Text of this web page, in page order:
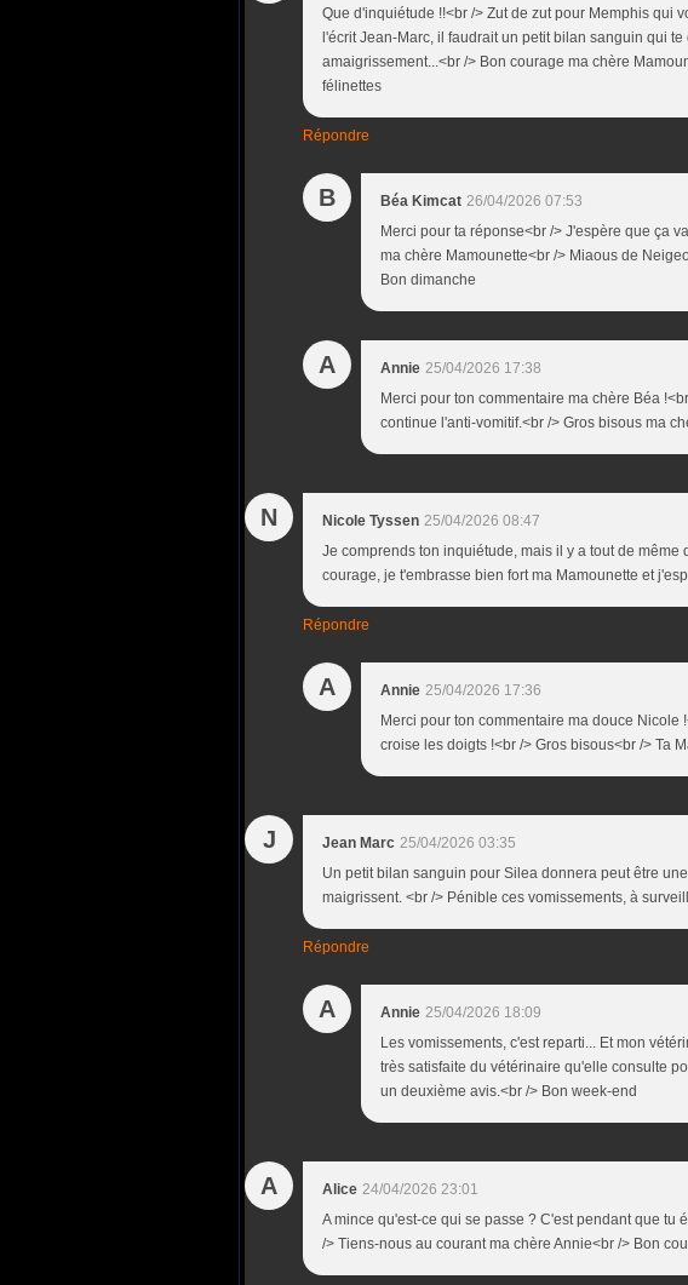
Que d'inquiétude !!<br /> Zut de zut pour Memphis qui
l'écrit Jean-Marc, il faudrait un petit bilan sanguin qui
amaigrissement...<br /> Bon courage ma chère
félinettes
Répondre
B Béa Kimcat 26/04/2026 07:53
Merci pour ta réponse<br /> J'espère que ça
ma chère Mamounette<br /> Miaous de
Bon dimanche
A Annie 25/04/2026 17:38
Merci pour ton commentaire ma chère Béa
continue l'anti-vomitif.<br /> Gros bisous ma
N Nicole Tyssen 25/04/2026 08:47
Je comprends ton inquiétude, mais il y a tout de même
courage, je t'embrasse bien fort ma Mamounette et
Répondre
A Annie 25/04/2026 17:36
Merci pour ton commentaire ma douce
croise les doigts !<br /> Gros bisous<br /> Ta
J Jean Marc 25/04/2026 03:35
Un petit bilan sanguin pour Silea donnera peut être
maigrissent. <br /> Pénible ces vomissements, à
Répondre
A Annie 25/04/2026 18:09
Les vomissements, c'est reparti... Et mon
très satisfaite du vétérinaire qu'elle consulte
un deuxième avis.<br /> Bon week-end
A Alice 24/04/2026 23:01
A mince qu'est-ce qui se passe ? C'est pendant que tu
/> Tiens-nous au courant ma chère Annie<br /> Bon